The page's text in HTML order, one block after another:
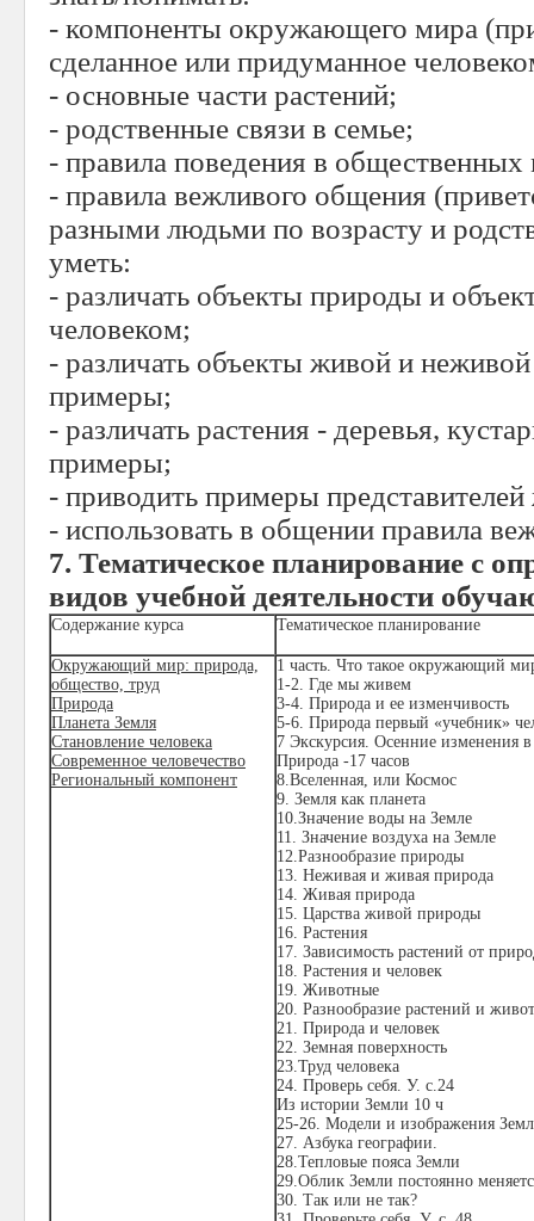
- компоненты окружающего мира
сделанное или придуманное
- основные части растений;
- родственные связи в семье;
- правила поведения в общественных
- правила вежливого общения
разными людьми по возрасту и
уметь:
- различать объекты природы и
человеком;
- различать объекты живой и
примеры;
- различать растения - деревья,
примеры;
- приводить примеры
- использовать в общении правила
7. Тематическое планирование с
видов учебной деятельности
Содержание курса Тематическое планирование
Окружающий мир: природа,
общество, труд
Природа
Планета Земля
Становление человека
Современное человечество
Региональный компонент
1 часть. Что такое окружающий
1-2. Где мы живем
3-4. Природа и ее изменчивость
5-6. Природа первый «учебник»
7 Экскурсия. Осенние изменения
Природа -17 часов
8.Вселенная, или Космос
9. Земля как планета
10.Значение воды на Земле
11. Значение воздуха на Земле
12.Разнообразие природы
13. Неживая и живая природа
14. Живая природа
15. Царства живой природы
16. Растения
17. Зависимость растений от
18. Растения и человек
19. Животные
20. Разнообразие растений и
21. Природа и человек
22. Земная поверхность
23.Труд человека
24. Проверь себя. У. с.24
Из истории Земли 10 ч
25-26. Модели и изображения
27. Азбука географии.
28.Тепловые пояса Земли
29.Облик Земли постоянно
30. Так или не так?